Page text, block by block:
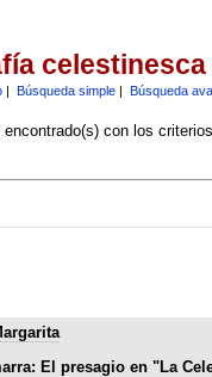
celestinesca
| Búsqueda simple| Búsqueda
encontrado(s) con los
El presagio en "La